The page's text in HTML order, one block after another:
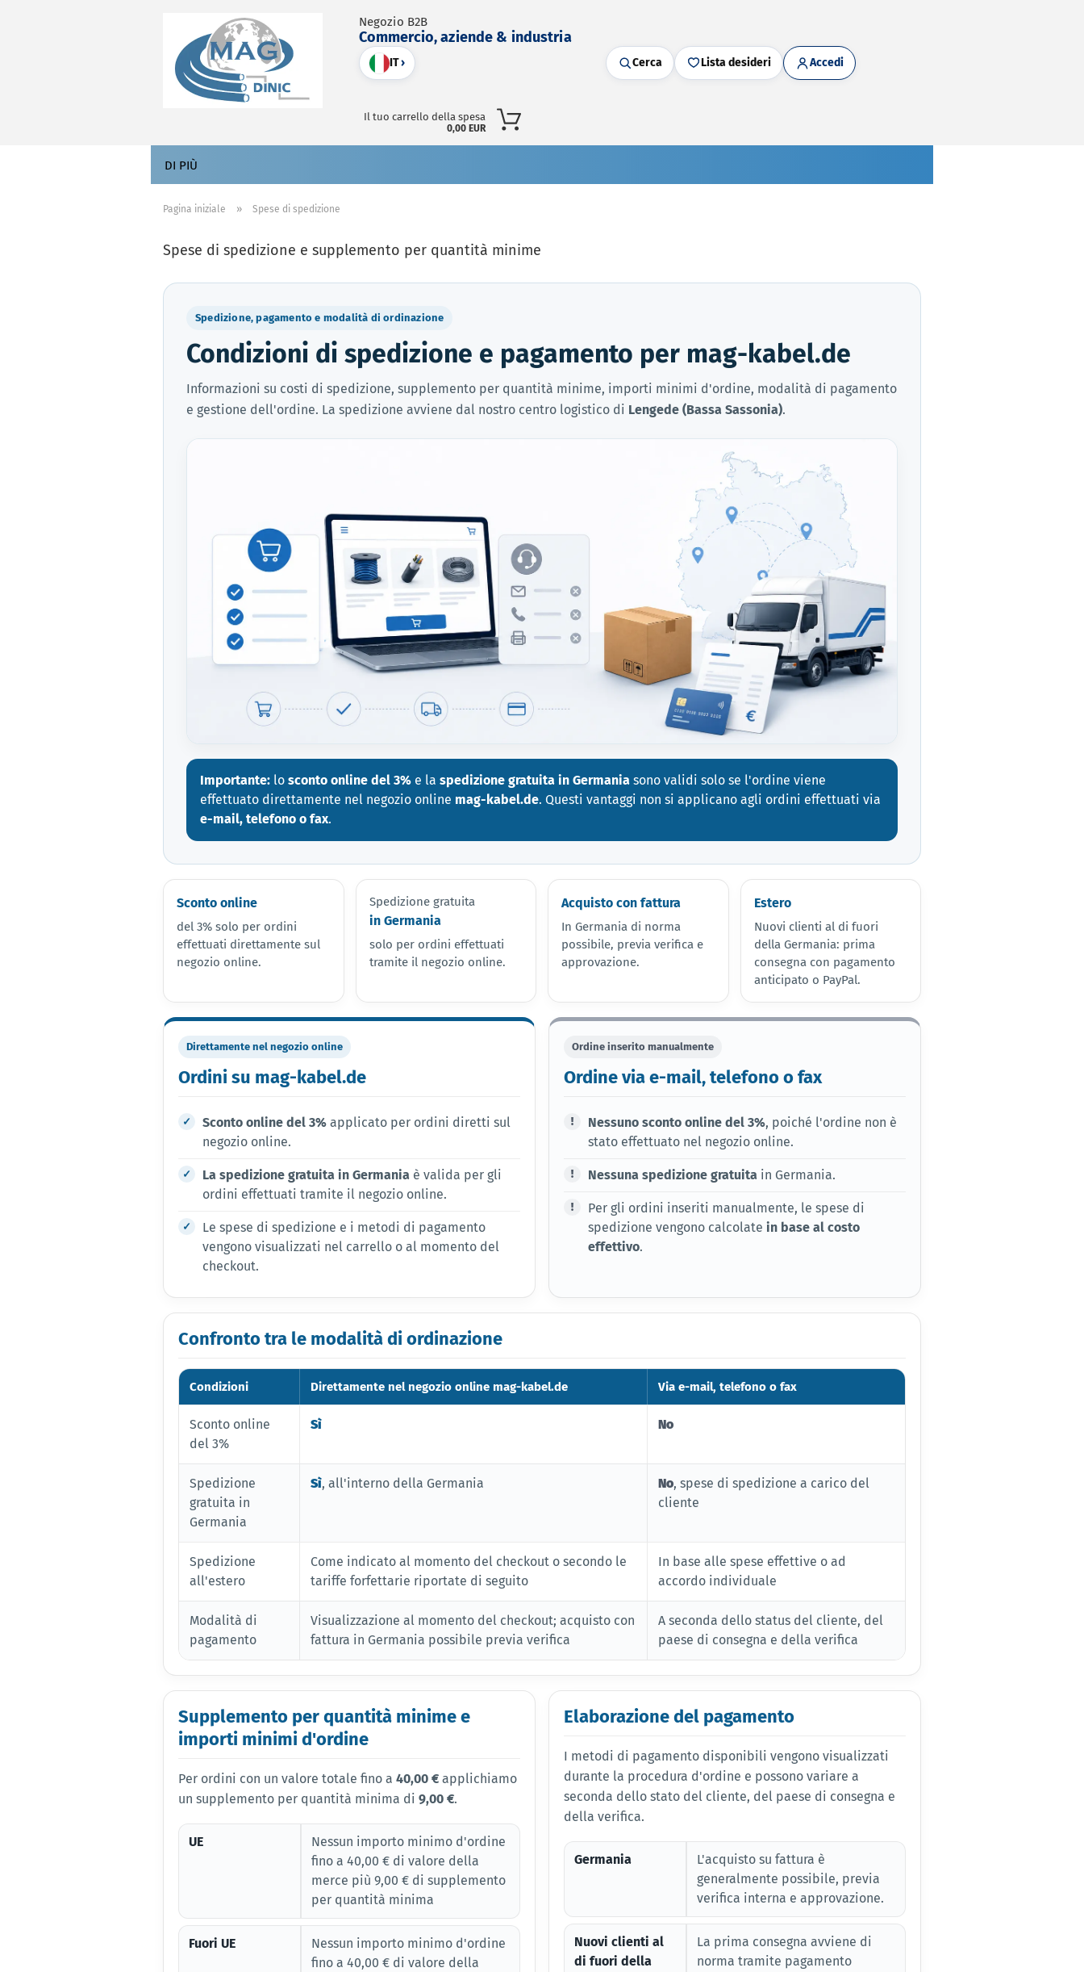
Negozio B2B
Commercio, aziende & industria
IT› Cerca Lista desideri Accedi
Il tuo carrello della spesa
0,00 EUR
DI PIÙ
Pagina iniziale » Spese di spedizione
Spese di spedizione e supplemento per quantità minime
Spedizione, pagamento e modalità di ordinazione
Condizioni di spedizione e pagamento per mag-kabel.de
Informazioni su costi di spedizione, supplemento per quantità minime, importi minimi d'ordine, modalità di pagamento
e gestione dell'ordine. La spedizione avviene dal nostro centro logistico di Lengede (Bassa Sassonia).
Importante: lo sconto online del 3% e la spedizione gratuita in Germania sono validi solo se l'ordine viene
effettuato direttamente nel negozio online mag-kabel.de. Questi vantaggi non si applicano agli ordini effettuati via
e-mail, telefono o fax.
Sconto online
del 3% solo per ordini
effettuati direttamente sul
negozio online.
Spedizione gratuita
in Germania
solo per ordini effettuati
tramite il negozio online.
Acquisto con fattura
In Germania di norma
possibile, previa verifica e
approvazione.
Estero
Nuovi clienti al di fuori
della Germania: prima
consegna con pagamento
anticipato o PayPal.
Direttamente nel negozio online
Ordini su mag-kabel.de
Sconto online del 3% applicato per ordini diretti sul
negozio online.
La spedizione gratuita in Germania è valida per gli
ordini effettuati tramite il negozio online.
Le spese di spedizione e i metodi di pagamento
vengono visualizzati nel carrello o al momento del
checkout.
Ordine inserito manualmente
Ordine via e-mail, telefono o fax
Nessuno sconto online del 3%, poiché l'ordine non è
stato effettuato nel negozio online.
Nessuna spedizione gratuita in Germania.
Per gli ordini inseriti manualmente, le spese di
spedizione vengono calcolate in base al costo
effettivo.
Confronto tra le modalità di ordinazione
Condizioni Direttamente nel negozio online mag-kabel.de Via e-mail, telefono o fax
Sconto online
del 3%
Sì No
Spedizione
gratuita in
Germania
Sì, all'interno della Germania No, spese di spedizione a carico del
cliente
Spedizione
all'estero
Come indicato al momento del checkout o secondo le
tariffe forfettarie riportate di seguito
In base alle spese effettive o ad
accordo individuale
Modalità di
pagamento
Visualizzazione al momento del checkout; acquisto con
fattura in Germania possibile previa verifica
A seconda dello status del cliente, del
paese di consegna e della verifica
Supplemento per quantità minime e
importi minimi d'ordine
Per ordini con un valore totale fino a 40,00 € applichiamo
un supplemento per quantità minima di 9,00 €.
UE
Nessun importo minimo d'ordine
fino a 40,00 € di valore della
merce più 9,00 € di supplemento
per quantità minima
Fuori UE
Nessun importo minimo d'ordine
fino a 40,00 € di valore della
Elaborazione del pagamento
I metodi di pagamento disponibili vengono visualizzati
durante la procedura d'ordine e possono variare a
seconda dello stato del cliente, del paese di consegna e
della verifica.
Germania
L'acquisto su fattura è
generalmente possibile, previa
verifica interna e approvazione.
Nuovi clienti al
di fuori della
La prima consegna avviene di
norma tramite pagamento